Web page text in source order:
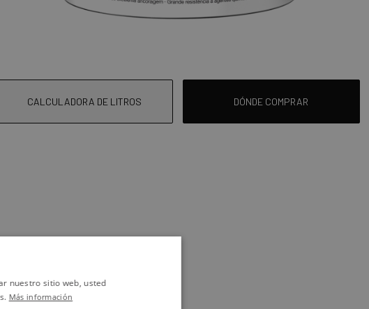
CALCULADORA DE LITROS DÓNDE COMPRAR
nuestro sitio web, usted
Más información